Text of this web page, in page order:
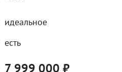
идеальное
есть
7 999 000 ₽